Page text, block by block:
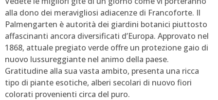
alla dono dei meravigliosi adiacenze di Francoforte. Il
Palmengarten è autorità dei giardini botanici piuttosto
affascinanti ancora diversificati d’Europa. Approvato nel
1868, attuale pregiato verde offre un protezione gaio di
nuovo lussureggiante nel animo della paese.
Gratitudine alla sua vasta ambito, presenta una ricca
tipo di piante esotiche, alberi secolari di nuovo fiori
colorati provenienti circa del puro.